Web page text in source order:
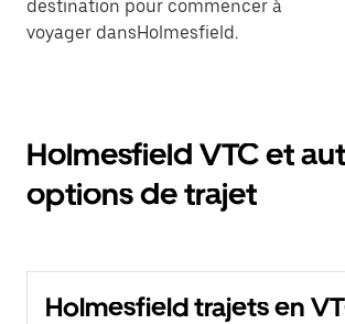
destination pour commencer à
voyager dansHolmesfield.
Holmesfield VTC et
options de trajet
Holmesfield trajets en